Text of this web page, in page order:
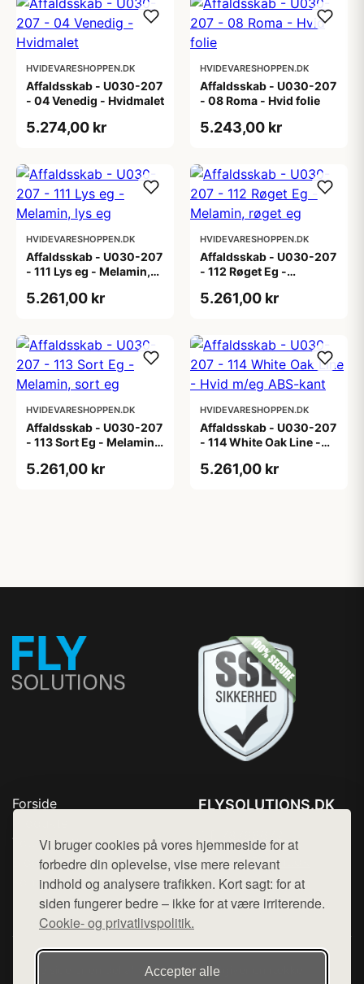
Vi bruger cookies på vores hjemmeside for at
forbedre din oplevelse, vise mere relevant
indhold og analysere trafikken. Kort sagt: for at
siden fungerer bedre – ikke for at være irriterende.
Cookie- og privatlivspolitik.
Accepter alle
HVIDEVARESHOPPEN.DK
Affaldsskab - U030-207
- 04 Venedig - Hvidmalet
5.274,00 kr
HVIDEVARESHOPPEN.DK
Affaldsskab - U030-207
- 08 Roma - Hvid folie
5.243,00 kr
HVIDEVARESHOPPEN.DK
Affaldsskab - U030-207
- 111 Lys eg - Melamin,
5.261,00 kr
HVIDEVARESHOPPEN.DK
Affaldsskab - U030-207
- 112 Røget Eg -
5.261,00 kr
HVIDEVARESHOPPEN.DK
Affaldsskab - U030-207
- 113 Sort Eg - Melamin,
5.261,00 kr
HVIDEVARESHOPPEN.DK
Affaldsskab - U030-207
- 114 White Oak Line -
5.261,00 kr
Forside
Top Rabatter
Blog
Kontakt
FLYSOLUTIONS.DK
Mail: hej@want.dk
Cookie- og privatlivspolitik
Denne side er en del af want.dk, der udgiver en række